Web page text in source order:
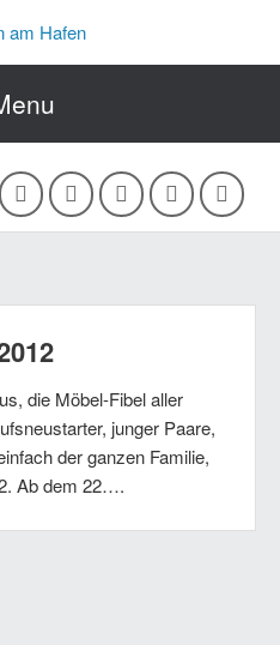
die Möbel-Fibel aller
junger Paare,
der ganzen Familie,
Ab dem 22….